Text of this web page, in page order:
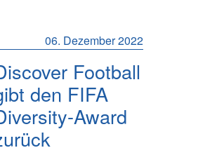
06. Dezember 2022
Football
den FIFA
Award